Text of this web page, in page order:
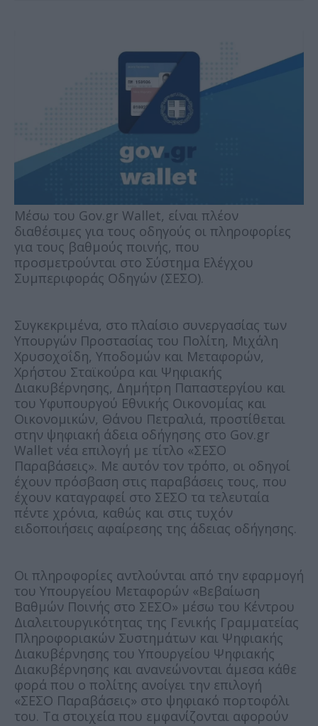
Mέσω του Gov.gr Wallet, είναι πλέον
διαθέσιμες για τους οδηγούς οι πληροφορίες
για τους βαθμούς ποινής, που
προσμετρούνται στο Σύστημα Ελέγχου
Συμπεριφοράς Οδηγών (ΣΕΣΟ).
Συγκεκριμένα, στο πλαίσιο συνεργασίας των
Υπουργών Προστασίας του Πολίτη, Μιχάλη
Χρυσοχοΐδη, Υποδομών και Μεταφορών,
Χρήστου Σταϊκούρα και Ψηφιακής
Διακυβέρνησης, Δημήτρη Παπαστεργίου και
του Υφυπουργού Εθνικής Οικονομίας και
Οικονομικών, Θάνου Πετραλιά, προστίθεται
στην ψηφιακή άδεια οδήγησης στο Gov.gr
Wallet νέα επιλογή με τίτλο «ΣΕΣΟ
Παραβάσεις». Με αυτόν τον τρόπο, οι οδηγοί
έχουν πρόσβαση στις παραβάσεις τους, που
έχουν καταγραφεί στο ΣΕΣΟ τα τελευταία
πέντε χρόνια, καθώς και στις τυχόν
ειδοποιήσεις αφαίρεσης της άδειας οδήγησης.
Οι πληροφορίες αντλούνται από την εφαρμογή
του Υπουργείου Μεταφορών «Βεβαίωση
Βαθμών Ποινής στο ΣΕΣΟ» μέσω του Κέντρου
Διαλειτουργικότητας της Γενικής Γραμματείας
Πληροφοριακών Συστημάτων και Ψηφιακής
Διακυβέρνησης του Υπουργείου Ψηφιακής
Διακυβέρνησης και ανανεώνονται άμεσα κάθε
φορά που ο πολίτης ανοίγει την επιλογή
«ΣΕΣΟ Παραβάσεις» στο ψηφιακό πορτοφόλι
του. Τα στοιχεία που εμφανίζονται αφορούν